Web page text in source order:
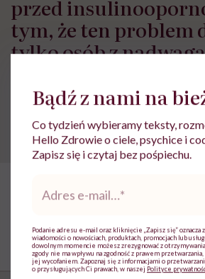
przed
tym, że ten problem
tylko osób z
lekarzem Piotrem
Bądź z nami na
Co tydzień wybieramy teksty,
Hello Zdrowie o ciele, psychice i
Zapisz się i czytaj bez pośpiechu.
*
Podanie adresu e-mail oraz kliknięcie „Zapisz się” oznacza
wiadomości o nowościach, produktach, promocjach lub
dowolnym momencie możesz zrezygnować z
zgody nie ma wpływu na zgodność z prawem
jej wycofaniem. Zapoznaj się z informacjami o
o przysługujących Ci prawach, w naszej Polityce